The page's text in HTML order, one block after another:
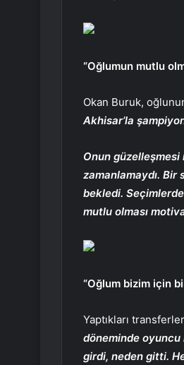
“Oğlumun mutlu
Okan Buruk,
Akhisar’la
Onun
zamanlamaydı. Bir
bekledi. Seçimlerde
mutlu olması
“Oğlum bizim için
Yaptıkları
döneminde oyuncu
girdi, neden gitti.